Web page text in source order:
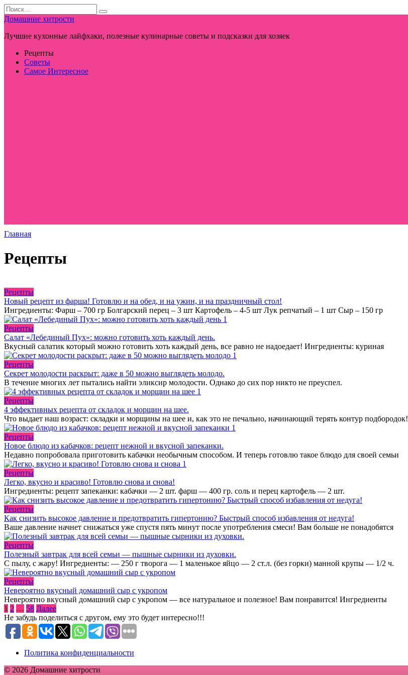
Перейти
к
контенту
Search
for:
Домашние хитрости
Лучшие кухонные лайфхаки, полезные кулинарные советы и подсказки для хозяек
Рецепты
Советы
Самое Интересное
Главная
Рецепты
Рецепты
Новый рецепт из фарша! Готовлю и на обед, и на ужин, и на праздничный стол!
Ингредиенты: Фарш – 700 гр Болгарский перец – 3 шт Картофель – 4-5 шт Лук репчатый – 1 шт Сыр – 150 гр
Рецепты
Салат «Лебединый Пух»: можно готовить хоть каждый день.
Вкусный салатик который можно готовить хоть каждый день, все равно не надоедает! Ингредиенты: куриная
Рецепты
Секрет молодости раскрыт: даже в 50 можно выглядеть молодо.
В течение многих лет пытались найти эликсир молодости. Однако до сих пор никто не преуспел.
Рецепты
4 эффективных рецепта от складок и морщин на шее.
Что выдает наш возраст: складки и морщины на шее и, как это не печально, начинающий терять контур подбородок!
Рецепты
Новое блюдо из кабачков: рецепт нежной и вкусной запеканки.
Недавно попробовала приготовить кабачки необычным способом. И теперь готовлю такое блюдо для своей семьи
Рецепты
Легко, вкусно и красиво! Готовлю снова и снова!
Ингредиенты: рецепт запеканки: кабачки — 2 шт. фарш — 400 гр. соль и перец картофель — 2 шт.
Рецепты
Как снизить высокое давление и предотвратить гипертонию? Быстрый способ избавления от недуга!
Ваше давление начнет снижаться уже спустя пять минут после употребления смеси! Вам больше не понадобятся
Рецепты
Полезный завтрак для всей семьи — пышные сырники из духовки.
С пылу, с жару! Ингредиенты: — 250 г творога — 1 маленькое яйцо — 2 ст.л. (без горки) манной крупы — 1/2 ч.
Рецепты
Невероятно вкусный домашний сыр с укропом
Невероятно вкусный домашний сыр с укропом — все натуральное и полезное! Вам понравится! Ингредиенты
Пагинация
записей
1 2 … 58 Далее
Не забудь поделиться с другом, ему это будет интересно!!!
Политика конфиденциальности
© 2026 Домашние хитрости